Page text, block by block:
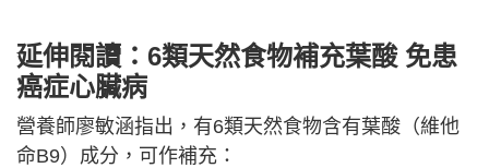
延伸閱讀：6類天然食物補充葉酸 免患
癌症心臟病
營養師廖敏涵指出，有6類天然食物含有葉酸（維他
命B9）成分，可作補充：